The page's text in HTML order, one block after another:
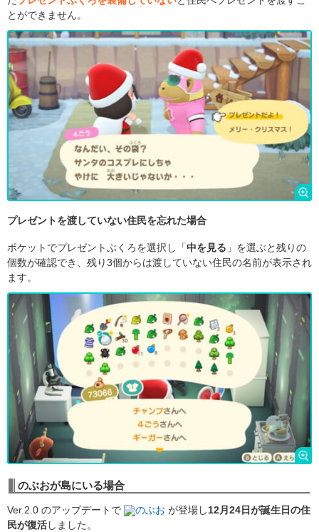
とができません。
プレゼントを渡していない住民を忘れた場合
ポケットでプレゼントぶくろを選択し「中を見る 」を選ぶと残りの
個数が確認でき、残り3個からは渡していない住民の名前が表示され
ます。
のぶおが島にいる場合
Ver.2.0 のアップデートで のぶお が登場し12月24日が誕生日の住
民が復活しました。